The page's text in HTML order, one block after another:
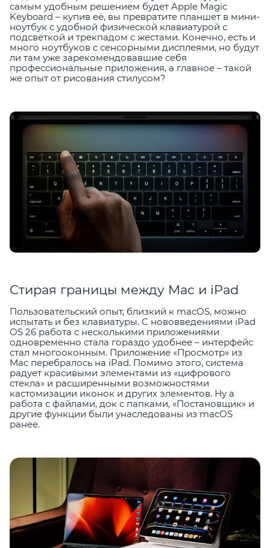
самым удобным решением будет Apple Magic
Keyboard – купив её, вы превратите планшет в мини-
ноутбук с удобной физической клавиатурой с
подсветкой и трекпадом с жестами. Конечно, есть и
много ноутбуков с сенсорными дисплеями, но будут
ли там уже зарекомендовавшие себя
профессиональные приложения, а главное – такой
же опыт от рисования стилусом?
Стирая границы между Mac и iPad
Пользовательский опыт, близкий к macOS, можно
испытать и без клавиатуры. С нововведениями iPad
OS 26 работа с несколькими приложениями
одновременно стала гораздо удобнее – интерфейс
стал многооконным. Приложение «Просмотр» из
Mac перебралось на iPad. Помимо этого, система
радует красивыми элементами из «цифрового
стекла» и расширенными возможностями
кастомизации иконок и других элементов. Ну а
работа с файлами, док с папками, «Постановщик» и
другие функции были унаследованы из macOS
ранее.